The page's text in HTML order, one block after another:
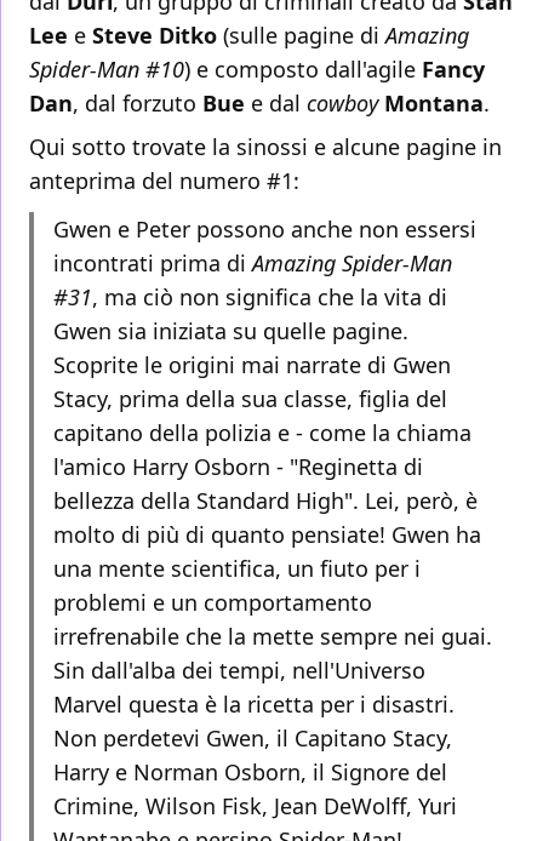
Lee e Steve Ditko (sulle pagine diAmazing
Spider-Man #10) e composto dall'agile Fancy
Dan, dal forzuto Bue e dal cowboy Montana.
Qui sotto trovate la sinossi e alcune pagine in
anteprima del numero #1:
Gwen e Peter possono anche non essersi
incontrati prima diAmazing Spider-Man
#31, ma ciò non significa che la vita di
Gwen sia iniziata su quelle pagine.
Scoprite le origini mai narrate di Gwen
Stacy, prima della sua classe, figlia del
capitano della polizia e - come la chiama
l'amico Harry Osborn - "Reginetta di
bellezza della Standard High". Lei, però, è
molto di più di quanto pensiate! Gwen ha
una mente scientifica, un fiuto per i
problemi e un comportamento
irrefrenabile che la mette sempre nei guai.
Sin dall'alba dei tempi, nell'Universo
Marvel questa è la ricetta per i disastri.
Non perdetevi Gwen, il Capitano Stacy,
Harry e Norman Osborn, il Signore del
Crimine, Wilson Fisk, Jean DeWolff, Yuri